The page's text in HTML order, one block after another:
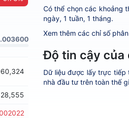
Có thể chọn các khoảng
ngày, 1 tuần, 1 tháng.
Xem thêm các chỉ số
Độ tin cậy của
Dữ liệu được lấy trực tiếp
nhà đầu tư trên toàn thế